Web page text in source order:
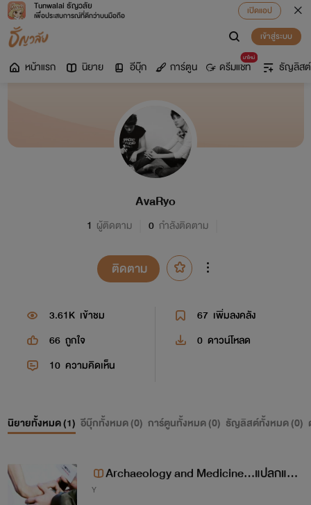
Tunwalai ธัญวลัย
เพื่อประสบการณ์ที่ดีกว่าบนมือถือ
เปิดแอป
เข้าสู่ระบบ
หน้าแรก นิยาย อีบุ๊ก การ์ตูน
มาใหม่
ดรีมแชท ธัญลิสต์
AvaRyo
1 ผู้ติดตาม 0 กำลังติดตาม
ติดตาม
3.61K เข้าชม 67 เพิ่มลงคลัง
66 ถูกใจ 0 ดาวน์โหลด
10 ความคิดเห็น
นิยายทั้งหมด (1) อีบุ๊กทั้งหมด (0) การ์ตูนทั้งหมด (0) ธัญลิสต์ทั้งหมด (0)
Archaeology and Medicine...แปลกแต่จ
Y